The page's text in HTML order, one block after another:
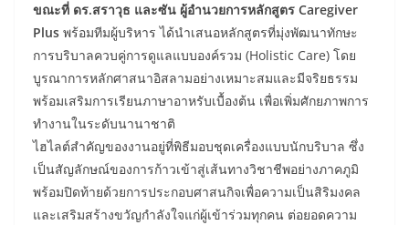
ขณะที่ ดร.สราวุธ และซัน ผู้อำนวยการหลักสูตร Caregiver
Plus พร้อมทีมผู้บริหาร ได้นำเสนอหลักสูตรที่มุ่งพัฒนาทักษะ
การบริบาลควบคู่การดูแลแบบองค์รวม (Holistic Care) โดย
บูรณาการหลักศาสนาอิสลามอย่างเหมาะสมและมีจริยธรรม
พร้อมเสริมการเรียนภาษาอาหรับเบื้องต้น เพื่อเพิ่มศักยภาพการ
ทำงานในระดับนานาชาติ
ไฮไลต์สำคัญของงานอยู่ที่พิธีมอบชุดเครื่องแบบนักบริบาล ซึ่ง
เป็นสัญลักษณ์ของการก้าวเข้าสู่เส้นทางวิชาชีพอย่างภาคภูมิ
พร้อมปิดท้ายด้วยการประกอบศาสนกิจเพื่อความเป็นสิริมงคล
และเสริมสร้างขวัญกำลังใจแก่ผู้เข้าร่วมทุกคน ต่อยอดความ